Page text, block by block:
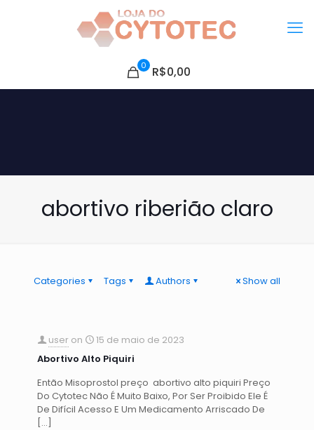
0 R$0,00
abortivo riberião claro
Categories Tags Authors Show all
user on
15 de maio de 2023
Abortivo Alto Piquiri
Então Misoprostol preço abortivo alto piquiri Preço
Do Cytotec Não É Muito Baixo, Por Ser Proibido Ele É
De Difícil Acesso E Um Medicamento Arriscado De
[…]